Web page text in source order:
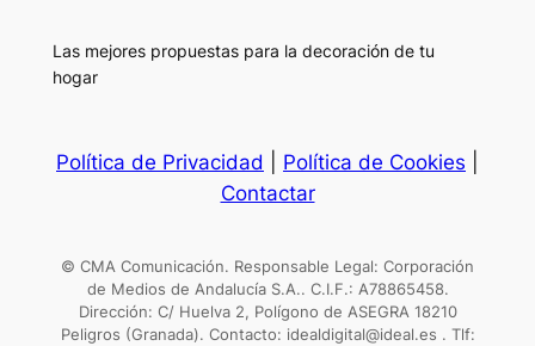
Las mejores propuestas para la decoración de tu
hogar
Política de Privacidad Política de Cookies
Contactar
© CMA Comunicación. Responsable Legal: Corporación
de Medios de Andalucía S.A.. C.I.F.: A78865458.
Dirección: C/ Huelva 2, Polígono de ASEGRA 18210
Peligros (Granada). Contacto: idealdigital@ideal.es . Tlf: